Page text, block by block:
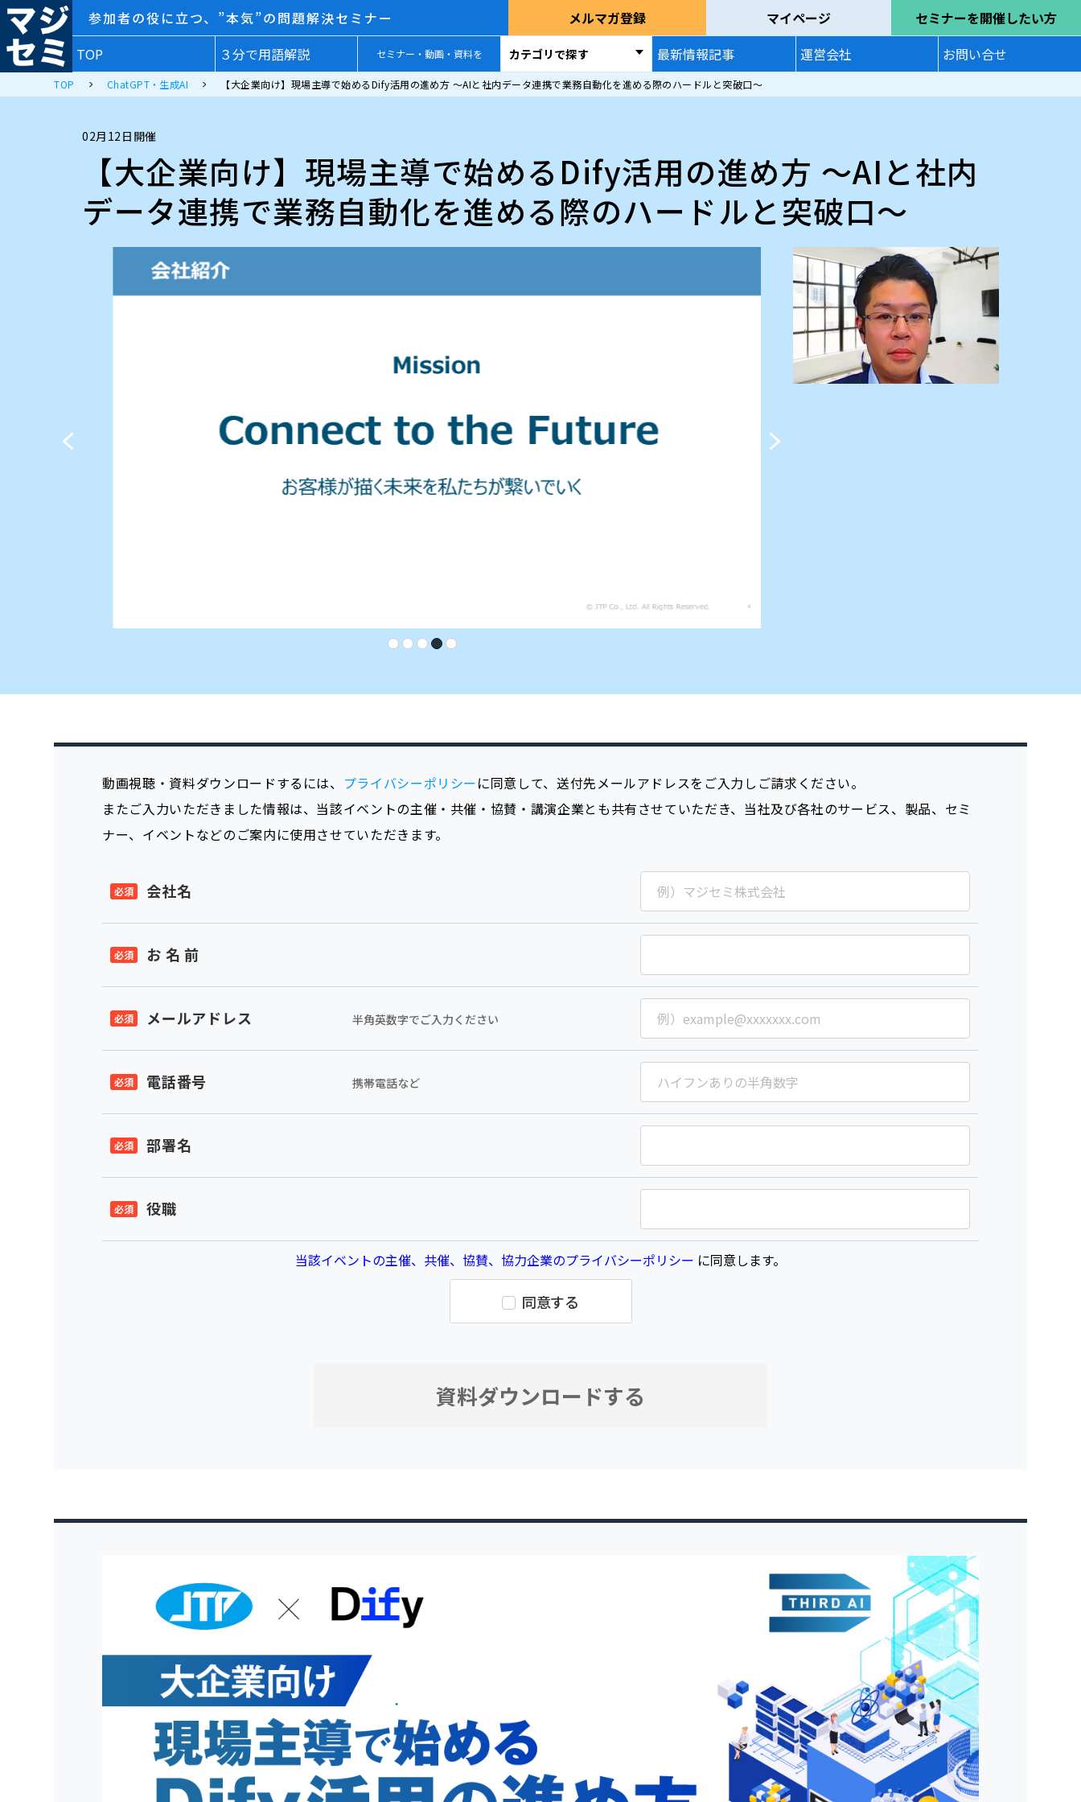
参加者の役に立つ、”本気”の問題解決セミナー メルマガ登録 マイページ
セミナーを開催したい方
TOP
３分で用語解説 セミナー・動画・資料を カテゴリで探す 最新情報記事 運営会社 お問い合せ
TOP ChatGPT・生成AI 【大企業向け】現場主導で始めるDify活用の進め方 ～AIと社内データ連携で業務自動化を進める際のハードルと突破口～
02月12日開催
【大企業向け】現場主導で始めるDify活用の進め方 ～AIと社内
データ連携で業務自動化を進める際のハードルと突破口～
動画視聴・資料ダウンロードするには、 プライバシーポリシー に同意して、送付先メールアドレスをご入力しご請求ください。
またご入力いただきました情報は、当該イベントの主催・共催・協賛・講演企業とも共有させていただき、当社及び各社のサービス、製品、セミ
ナー、イベントなどのご案内に使用させていただきます。
会社名
お 名 前
メールアドレス 半角英数字でご入力ください
電話番号 携帯電話など
部署名
役職
当該イベントの主催、共催、協賛、協力企業のプライバシーポリシー に同意します。
同意する